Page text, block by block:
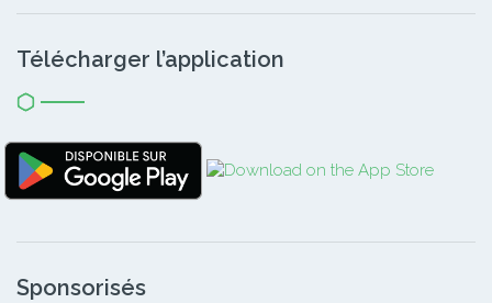
Télécharger l’application
Sponsorisés